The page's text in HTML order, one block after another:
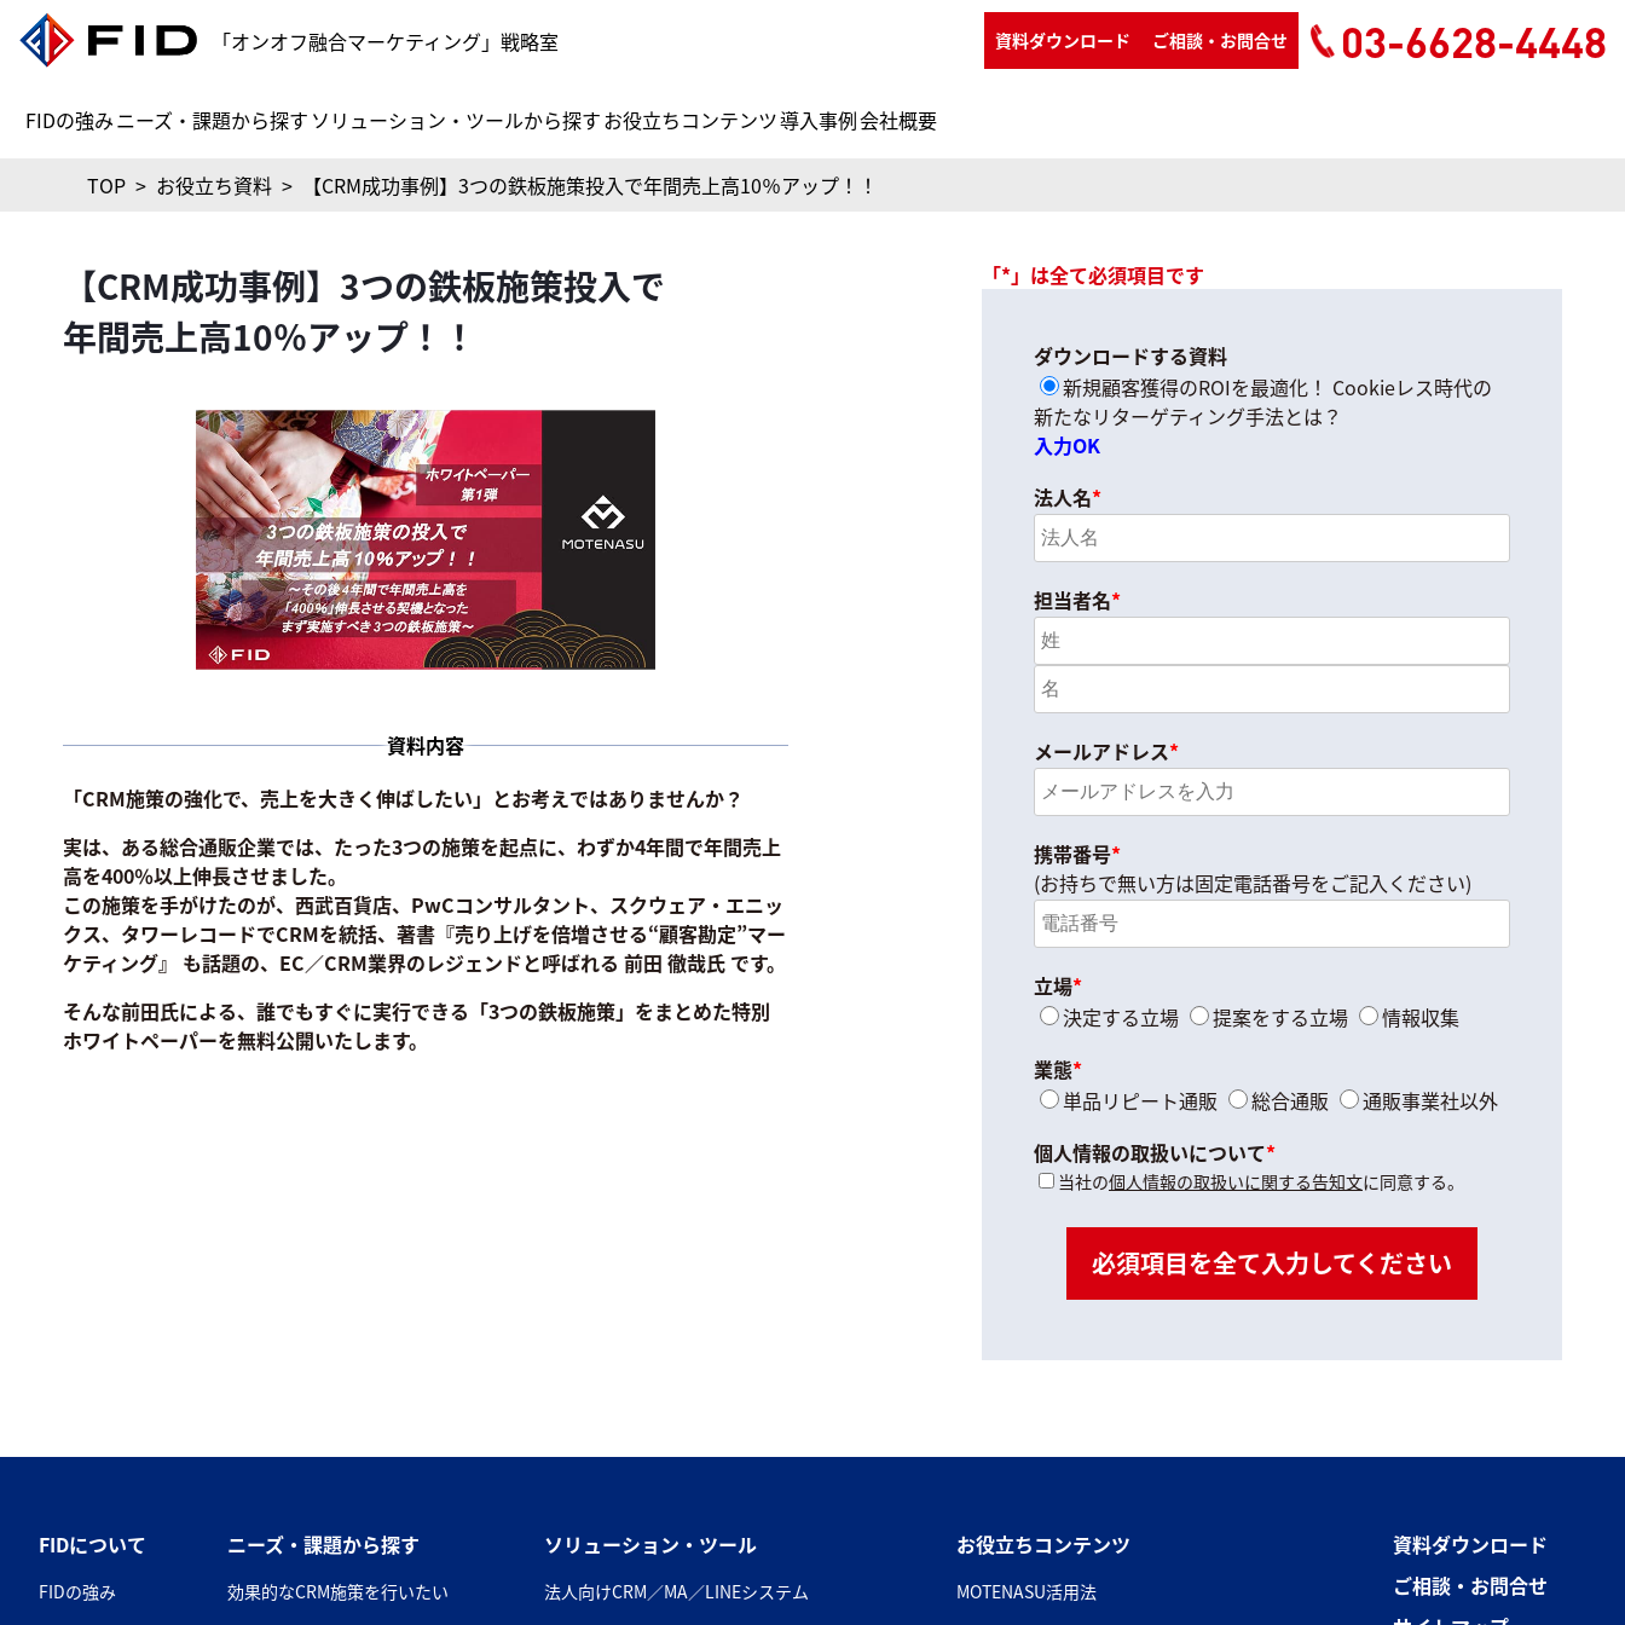
「オンオフ融合マーケティング」戦略室 資料ダウンロード ご相談・お問合せ 03-6628-4448
FIDの強みニーズ・課題から探す ソリューション・ツールから探すお役立ちコンテンツ導入事例会社概要
TOP > お役立ち資料 > 【CRM成功事例】3つの鉄板施策投入で年間売上高10％アップ！！
【CRM成功事例】3つの鉄板施策投入で
年間売上高10％アップ！！
資料内容
「CRM施策の強化で、売上を大きく伸ばしたい」とお考えではありませんか？
実は、ある総合通販企業では、たった3つの施策を起点に、わずか4年間で年間売上
高を400％以上伸長させました。
この施策を手がけたのが、西武百貨店、PwCコンサルタント、スクウェア・エニッ
クス、タワーレコードでCRMを統括、著書『売り上げを倍増させる“顧客勘定”マー
ケティング』 も話題の、EC／CRM業界のレジェンドと呼ばれる 前田 徹哉氏 です。
そんな前田氏による、 誰でもすぐに実行できる「3つの鉄板施策」 をまとめた特別
ホワイトペーパーを無料公開いたします。
「*」は全て必須項目です
ダウンロードする資料
新規顧客獲得のROIを最適化！ Cookieレス時代の
新たなリターゲティング手法とは？
入力OK
法人名*
担当者名*
メールアドレス*
携帯番号*
(お持ちで無い方は固定電話番号をご記入ください)
立場*
決定する立場
提案をする立場
情報収集
業態*
単品リピート通販
総合通販
通販事業社以外
個人情報の取扱いについて*
当社の個人情報の取扱いに関する告知文に同意する。
必須項目を全て入力してください
FIDについて
FIDの強み
ニーズ・課題から探す
効果的なCRM施策を行いたい
ソリューション・ツール
法人向けCRM／MA／LINEシステム
お役立ちコンテンツ
MOTENASU活用法
資料ダウンロード
ご相談・お問合せ